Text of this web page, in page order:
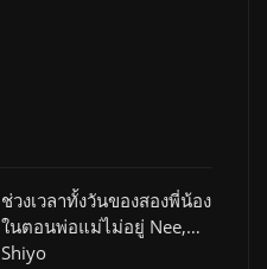
ช่วงเวลาทั้งวันของสองพี่น้อง
ในตอนพ่อแม่ไม่อยู่ Nee,…
Shiyo